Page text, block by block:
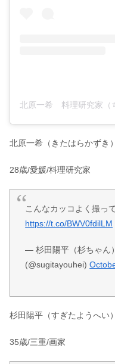
北原一希（きたはらかずき）
28歳/愛媛/料理研究家
こんなカッコよく撮っ
https://t.co/BWV0fdilLM
— 杉田陽平（杉ちゃん
(@sugitayouhei)
杉田陽平（すぎたようへい）
35歳/三重/画家